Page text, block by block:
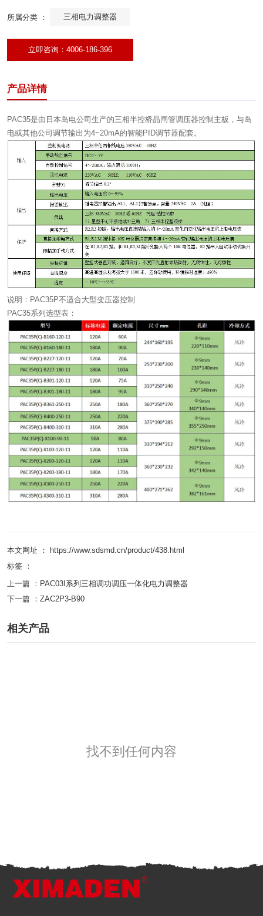
所属分类 ： 三相电力调整器
立即咨询：4006-186-396
产品详情
PAC35是由日本岛电公司生产的三相半控桥晶闸管调压器控制主板，与岛
电或其他公司调节输出为4~20mA的智能PID调节器配套。
说明：PAC35P不适合大型变压器控制
PAC35系列选型表：
本文网址 ： https://www.sdsmd.cn/product/438.html
标签 ：
上一篇 ： PAC03I系列三相调功调压一体化电力调整器
下一篇 ： ZAC2P3-B90
相关产品
找不到任何内容